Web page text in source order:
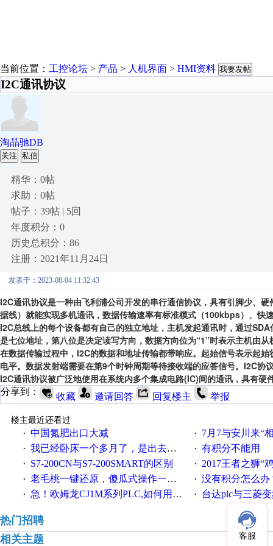
当前位置： 工控论坛 > 产品 > 人机界面 > HMI资料 我要发帖
I2C通讯协议
淘晶驰DB
关注 私信
精华：0帖
求助：0帖
帖子：39帖 | 5回
年度积分：0
历史总积分：86
注册：2021年11月24日
发表于：2023-08-04 11:32:43
I2C通讯协议是一种由飞利浦公司开发的串行通信协议，具有引脚少、
据线）就能实现多机通讯，数据传输速率有标准模式（100kbps）、
I2C总线上的每个设备都有自己的独立地址，主机发起通讯时，通过
是七位地址，第八位是决定读写方向，数据方向位为“1”时表示主机由
在数据传输过程中，I2C的数据和地址传输都带响应。起始信号表示起
电平。数据发射端需要在第9个时钟周期等待接收端的应答信号。I2C协
I2C通讯协议被广泛地使用在系统内多个集成电路(IC)间的通讯，具有硬
分享到： 收藏 邀请回答 回复楼主 举报
楼主最近还看过
· 中国氮肥出口大减 · 7月7与安川来“
· 我已经卧床一个多月了，是出去安装机械手在高速遭遇车祸所致:大家工作都要特别注意啊 · 有积分不能用
· S7-200CN与S7-200SMART的区别 · 2017王者之狮“鸡”情签到
· 老毛桃一键还原，傻瓜式操作一键轻松备份还原；程序为向导式安装，一键即可实现自动备份或还原系统。 · 没有积分怎么办
· 急！欧姆龙CJ1M系列PLC,如何用时间控制变频器。要求时间在组态王中可以自由输入！拜托各位大神了！ · 台达plc与三菱
热门招聘
相关主题
客服